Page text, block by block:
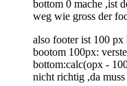
bottom 0 mache ,ist
weg wie gross der
also footer ist 100 px
bootom 100px:
bottom:calc(opx -
nicht richtig ,da